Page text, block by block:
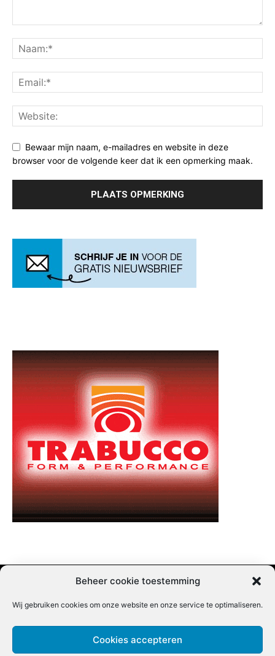
Beheer cookie toestemming
Wij gebruiken cookies om onze website en onze service te optimaliseren.
Cookies accepteren
Bewaar mijn naam, e-mailadres en website in deze
browser voor de volgende keer dat ik een opmerking maak.
Nieuwsbrief inschrijven | Partner content